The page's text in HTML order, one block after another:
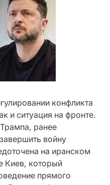
конфликта
и ситуация на фронте.
ранее
войну
на иранском
Киев, который
прямого